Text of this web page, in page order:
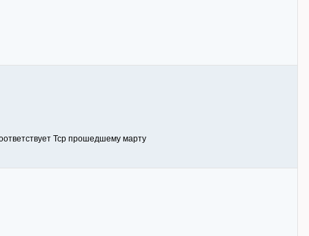
Тср прошедшему марту